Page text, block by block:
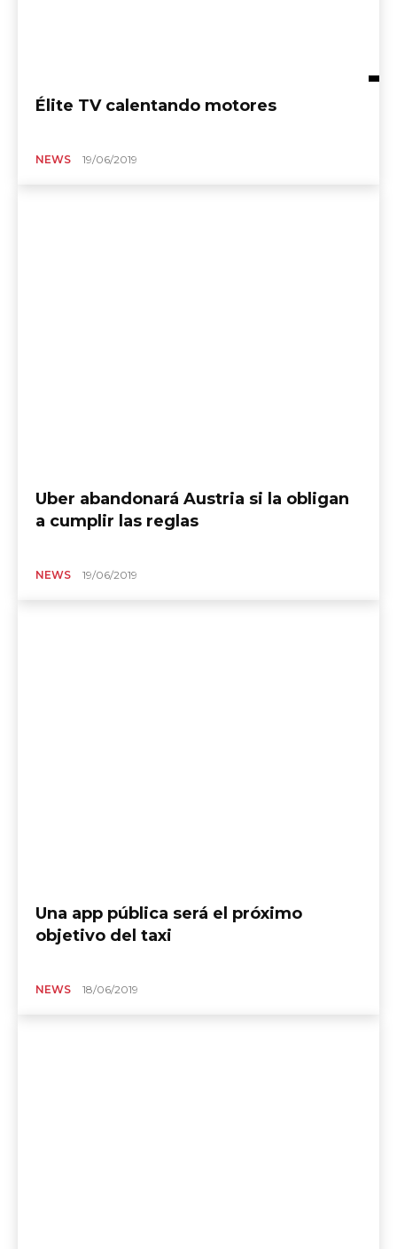
Élite TV calentando motores
NEWS 19/06/2019
Uber abandonará Austria si la obligan
a cumplir las reglas
NEWS 19/06/2019
Una app pública será el próximo
objetivo del taxi
NEWS 18/06/2019